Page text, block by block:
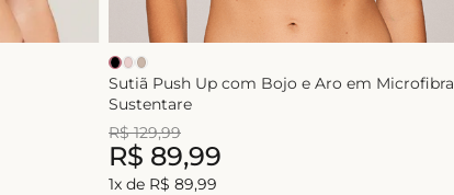
Sutiã Push Up com Bojo e Aro em Microfibra
Sustentare
R$ 129,99
R$ 89,99
1x de R$ 89,99